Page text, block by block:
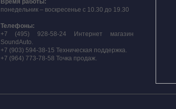
Время работы:
понедельник – воскресенье с 10.30 до 19.30
Телефоны:
+7 (495) 928-58-24 Интернет магазин
SoundAuto.
+7 (903) 594-38-15 Техническая поддержка.
+7 (964) 773-78-58 Точка продаж.